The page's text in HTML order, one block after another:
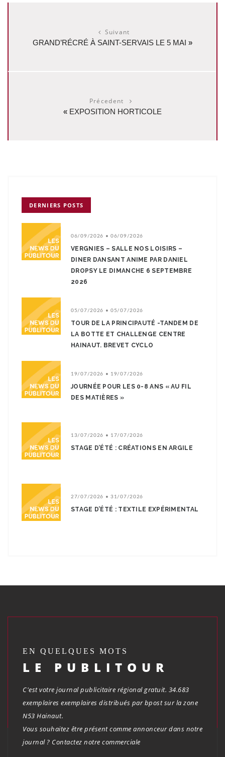
Suivant
GRAND’RÉCRÉ À SAINT-SERVAIS LE 5 MAI »
Précedent
« EXPOSITION HORTICOLE
DERNIERS POSTS
06/09/2026 • 06/09/2026
VERGNIES – SALLE NOS LOISIRS –
DINER DANSANT ANIME PAR DANIEL
DROPSY LE DIMANCHE 6 SEPTEMBRE
2026
05/07/2026 • 05/07/2026
TOUR DE LA PRINCIPAUTÉ -TANDEM DE
LA BOTTE ET CHALLENGE CENTRE
HAINAUT. BREVET CYCLO
19/07/2026 • 19/07/2026
JOURNÉE POUR LES 0-8 ANS « AU FIL
DES MATIÈRES »
13/07/2026 • 17/07/2026
STAGE D’ÉTÉ : CRÉATIONS EN ARGILE
27/07/2026 • 31/07/2026
STAGE D’ÉTÉ : TEXTILE EXPÉRIMENTAL
EN QUELQUES MOTS
LE PUBLITOUR
C'est votre journal publicitaire régional gratuit. 34.683
exemplaires exemplaires distribués par bpost sur la zone
N53 Hainaut.
Vous souhaitez être présent comme annonceur dans notre
journal ? Contactez notre commerciale